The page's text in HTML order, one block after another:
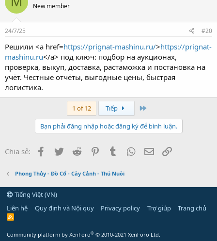
New member
24/7/25 #20
Решили <a href=https://prignat-mashinu.ru/>https://prignat-
mashinu.ru</a> под ключ: подбор на аукционах,
проверка, выкуп, доставка, растаможка и постановка на
учёт. Честные отчёты, выгодные цены, быстрая
логистика.
1 of 12 Tiếp
Bạn phải đăng nhập hoặc đăng ký để bình luận.
Chia sẻ: Facebook
Twitter Reddit PinterestTumblr WhatsApp
Email
Phong Thủy - Đồ Cổ - Cây Cảnh - Thú Nuôi
Tiếng Việt (VN)
Liên hệ
Quy định và Nội quy Privacy policy Trợ giúp Trang chủ
R
Community platform by XenForo® © 2010-2021 XenForo Ltd.